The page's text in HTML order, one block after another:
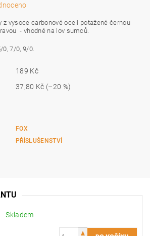
z vysoce carbonové oceli potažené černou
- vhodné na lov sumců.
0, 7/0, 9/0.
189 Kč
37,80 Kč (–20 %)
FOX
PŘÍSLUŠENSTVÍ
Skladem